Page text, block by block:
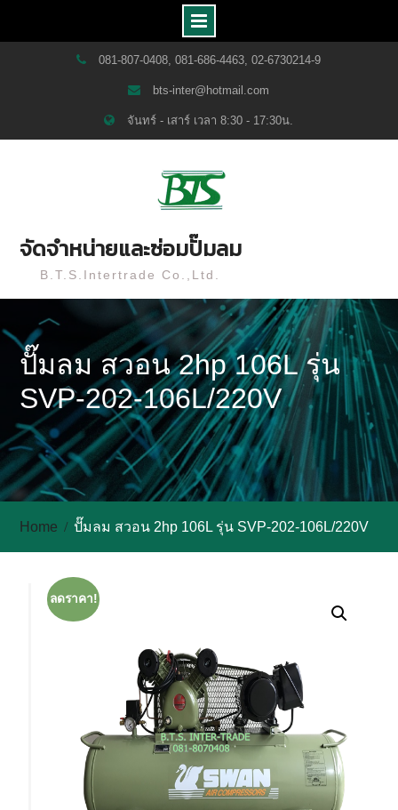
081-807-0408, 081-686-4463, 02-6730214-9
bts-inter@hotmail.com
จันทร์ - เสาร์ เวลา 8:30 - 17:30น.
จัดจำหน่ายและซ่อมปั๊มลม
B.T.S.Intertrade Co.,Ltd.
ปั๊มลม สวอน 2hp 106L รุ่น
SVP-202-106L/220V
Home ปั๊มลม สวอน 2hp 106L รุ่น SVP-202-106L/220V
ลดราคา!